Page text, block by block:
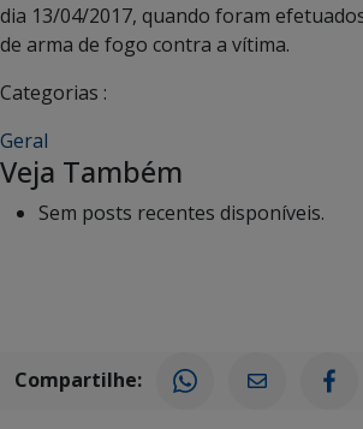
dia 13/04/2017, quando foram
de arma de fogo contra a vítima.
Categorias :
Geral
Veja Também
Sem posts recentes disponíveis.
Compartilhe: